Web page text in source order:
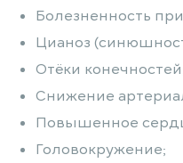
Болезненность
Цианоз
Отёки
Снижение
Повышенное
Головокружение;